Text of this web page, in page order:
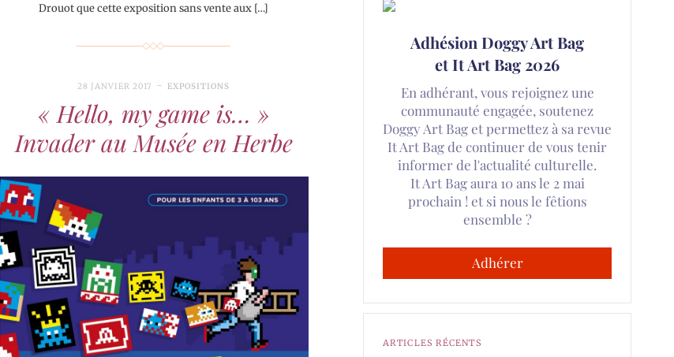
Drouot que cette exposition sans vente aux […]
28 JANVIER 2017 EXPOSITIONS
« Hello, my game is… »
Invader au Musée en Herbe
Adhésion Doggy Art Bag
et It Art Bag 2026
En adhérant, vous rejoignez une
communauté engagée, soutenez
Doggy Art Bag et permettez à sa revue
It Art Bag de continuer de vous tenir
informer de l'actualité culturelle.
It Art Bag aura 10 ans le 2 mai
prochain ! et si nous le fêtions
ensemble ?
Adhérer
ARTICLES RÉCENTS